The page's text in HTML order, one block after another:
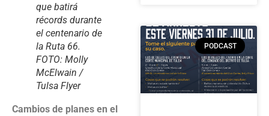
que batirá
récords durante
el centenario de
la Ruta 66.
FOTO: Molly
McElwain /
Tulsa Flyer
Cambios de planes en el
PODCAST